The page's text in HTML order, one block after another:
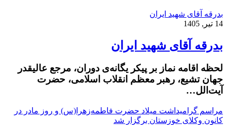
بدرقه آقای شهید ایران
14 تیر, 1405
بدرقه آقای شهید ایران
لحظه اقامه نماز بر پیکر یگانه‌ی دوران، مرجع عالیقدر
جهان تشیع، رهبر معظم انقلاب اسلامی، حضرت
آیت‌الل…
مراسم گرامیداشت میلاد حضرت فاطمه‌زهرا(س) و روز مادر در
کانون وکلای خوزستان برگزار شد